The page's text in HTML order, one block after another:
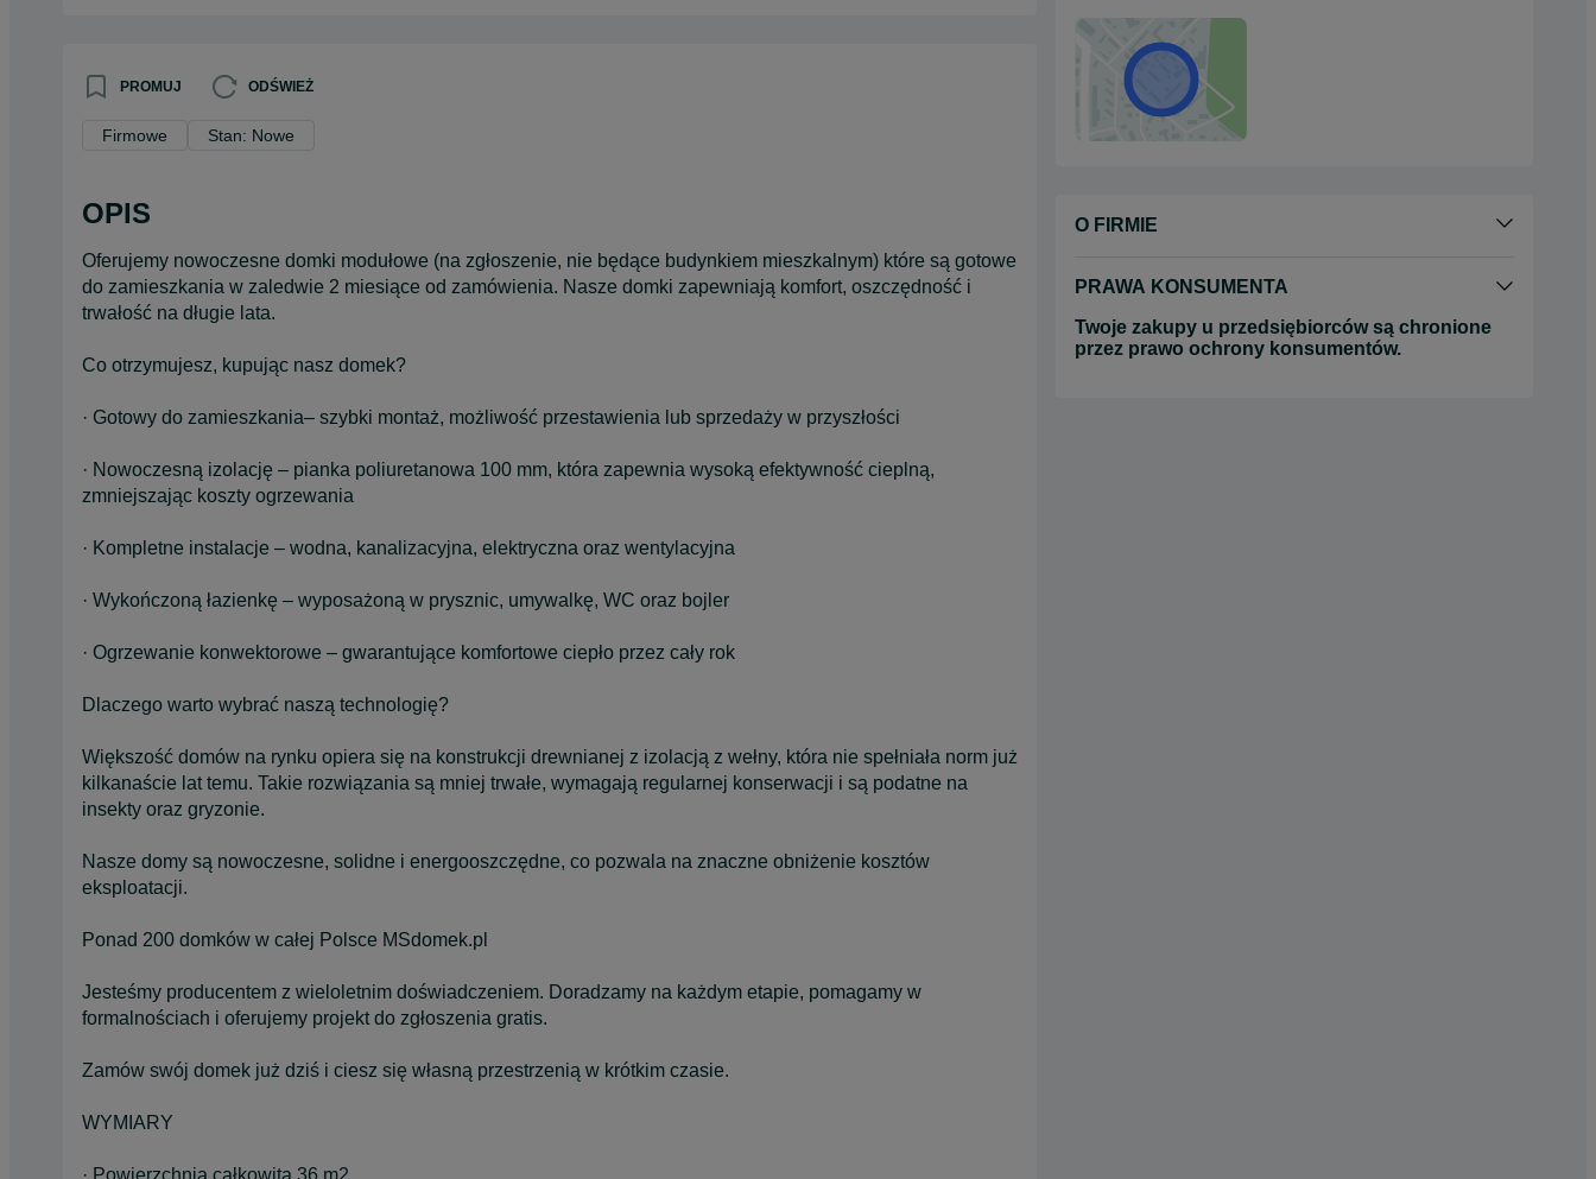
PROMUJ ODŚWIEŻ
Firmowe Stan: Nowe
OPIS
Oferujemy nowoczesne domki modułowe (na zgłoszenie, nie będące budynkiem mieszkalnym) które są gotowe
do zamieszkania w zaledwie 2 miesiące od zamówienia. Nasze domki zapewniają komfort, oszczędność i
trwałość na długie lata.
Co otrzymujesz, kupując nasz domek?
· Gotowy do zamieszkania– szybki montaż, możliwość przestawienia lub sprzedaży w przyszłości
· Nowoczesną izolację – pianka poliuretanowa 100 mm, która zapewnia wysoką efektywność cieplną,
zmniejszając koszty ogrzewania
· Kompletne instalacje – wodna, kanalizacyjna, elektryczna oraz wentylacyjna
· Wykończoną łazienkę – wyposażoną w prysznic, umywalkę, WC oraz bojler
· Ogrzewanie konwektorowe – gwarantujące komfortowe ciepło przez cały rok
Dlaczego warto wybrać naszą technologię?
Większość domów na rynku opiera się na konstrukcji drewnianej z izolacją z wełny, która nie spełniała norm już
kilkanaście lat temu. Takie rozwiązania są mniej trwałe, wymagają regularnej konserwacji i są podatne na
insekty oraz gryzonie.
Nasze domy są nowoczesne, solidne i energooszczędne, co pozwala na znaczne obniżenie kosztów
eksploatacji.
Ponad 200 domków w całej Polsce MSdomek.pl
Jesteśmy producentem z wieloletnim doświadczeniem. Doradzamy na każdym etapie, pomagamy w
formalnościach i oferujemy projekt do zgłoszenia gratis.
Zamów swój domek już dziś i ciesz się własną przestrzenią w krótkim czasie.
WYMIARY
· Powierzchnia całkowita 36 m2
O FIRMIE
PRAWA KONSUMENTA
Twoje zakupy u przedsiębiorców są chronione
przez prawo ochrony konsumentów.